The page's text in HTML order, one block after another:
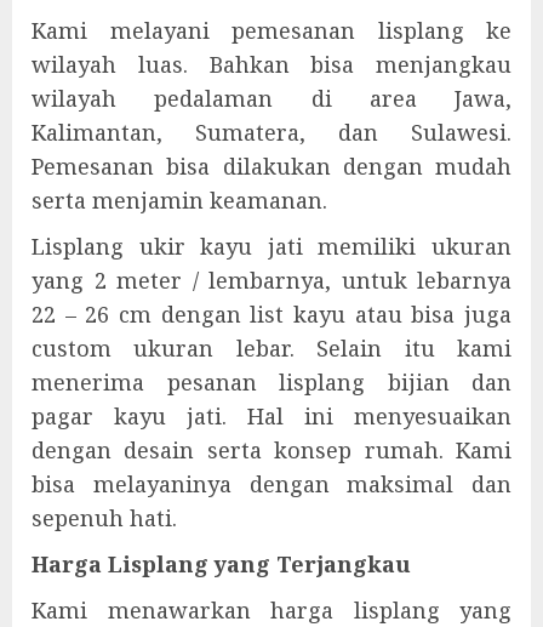
Kami melayani pemesanan lisplang ke
wilayah luas. Bahkan bisa menjangkau
wilayah pedalaman di area Jawa,
Kalimantan, Sumatera, dan Sulawesi.
Pemesanan bisa dilakukan dengan mudah
serta menjamin keamanan.
Lisplang ukir kayu jati memiliki ukuran
yang 2 meter / lembarnya, untuk lebarnya
22 – 26 cm dengan list kayu atau bisa juga
custom ukuran lebar. Selain itu kami
menerima pesanan lisplang bijian dan
pagar kayu jati. Hal ini menyesuaikan
dengan desain serta konsep rumah. Kami
bisa melayaninya dengan maksimal dan
sepenuh hati.
Harga Lisplang yang Terjangkau
Kami menawarkan harga lisplang yang